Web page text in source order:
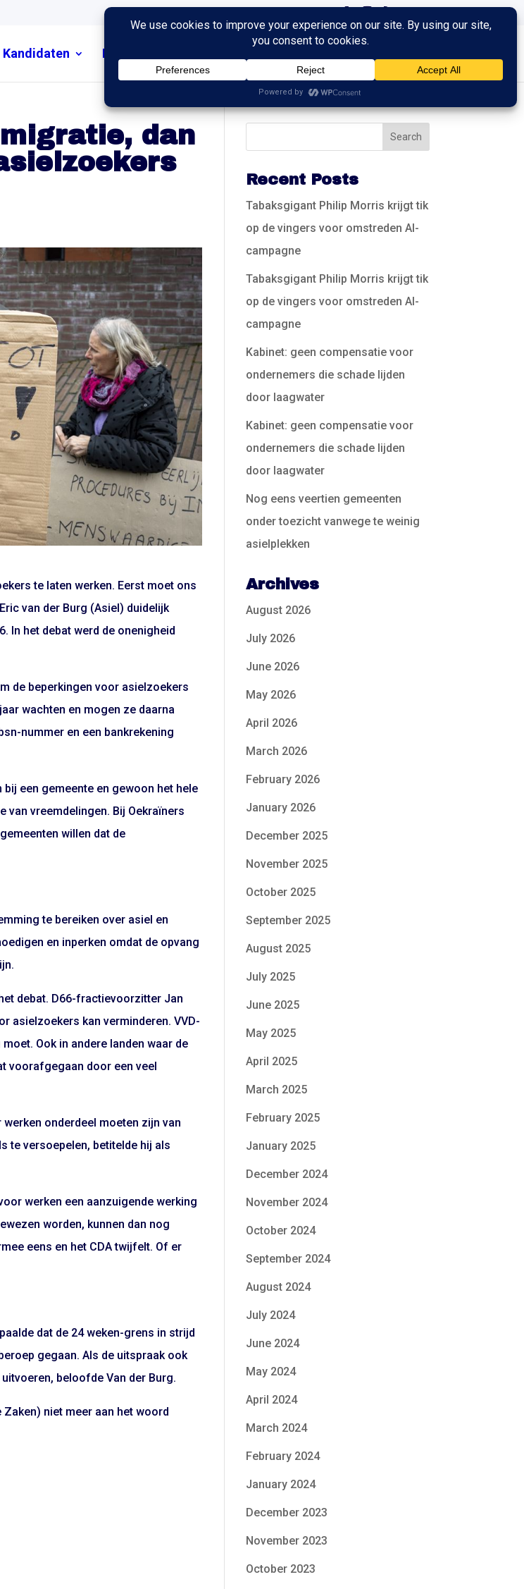
Kandidaten Nieuws
dan
te laten werken. Eerst moet ons
van der Burg (Asiel) duidelijk
In het debat werd de onenigheid
de beperkingen voor asielzoekers
wachten en mogen ze daarna
nummer en een bankrekening
een gemeente en gewoon het hele
van vreemdelingen. Bij Oekraïners
willen dat de
te bereiken over asiel en
en inperken omdat de opvang
debat. D66-fractievoorzitter Jan
asielzoekers kan verminderen. VVD-
Ook in andere landen waar de
voorafgegaan door een veel
onderdeel moeten zijn van
te versoepelen, betitelde hij als
werken een aanzuigende werking
worden, kunnen dan nog
eens en het CDA twijfelt. Of er
dat de 24 weken-grens in strijd
gegaan. Als de uitspraak ook
beloofde Van der Burg.
niet meer aan het woord
Recent Posts
Tabaksgigant Philip Morris krijgt tik
op de vingers voor omstreden AI-
campagne
Tabaksgigant Philip Morris krijgt tik
op de vingers voor omstreden AI-
campagne
Kabinet: geen compensatie voor
ondernemers die schade lijden
door laagwater
Kabinet: geen compensatie voor
ondernemers die schade lijden
door laagwater
Nog eens veertien gemeenten
onder toezicht vanwege te weinig
asielplekken
Archives
August 2026
July 2026
June 2026
May 2026
April 2026
March 2026
February 2026
January 2026
December 2025
November 2025
October 2025
September 2025
August 2025
July 2025
June 2025
May 2025
April 2025
March 2025
February 2025
January 2025
December 2024
November 2024
October 2024
September 2024
August 2024
July 2024
June 2024
May 2024
April 2024
March 2024
February 2024
January 2024
December 2023
November 2023
October 2023